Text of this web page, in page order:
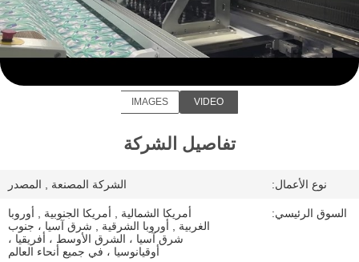
عرض
الواقع
الافتراضي
جولة
SEVNNA TEXTILE
VIDEO
IMAGES
تفاصيل الشركة
نوع الأعمال: الشركة المصنعة , المصدر
السوق الرئيسي:
أمريكا الشمالية , أمريكا الجنوبية , أوروبا
الغربية , أوروبا الشرقية , شرق آسيا ، جنوب
شرق آسيا ، الشرق الأوسط ، أفريقيا ،
أوقيانوسيا ، في جميع أنحاء العالم